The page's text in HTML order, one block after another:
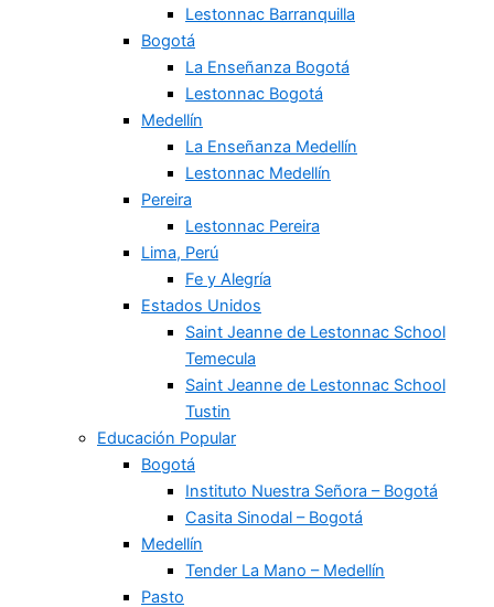
Lestonnac Barranquilla
Bogotá
La Enseñanza Bogotá
Lestonnac Bogotá
Medellín
La Enseñanza Medellín
Lestonnac Medellín
Pereira
Lestonnac Pereira
Lima, Perú
Fe y Alegría
Estados Unidos
Saint Jeanne de Lestonnac School
Temecula
Saint Jeanne de Lestonnac School
Tustin
Educación Popular
Bogotá
Instituto Nuestra Señora – Bogotá
Casita Sinodal – Bogotá
Medellín
Tender La Mano – Medellín
Pasto